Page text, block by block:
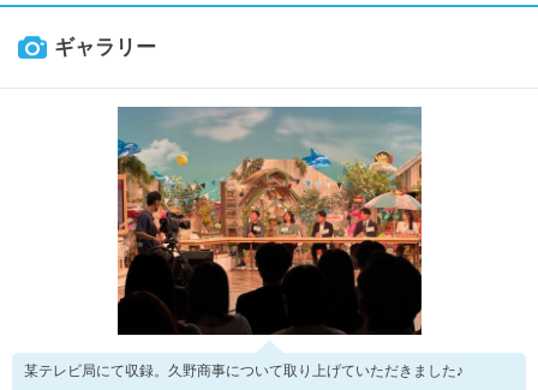
ギャラリー
某テレビ局にて収録。久野商事について取り上げていただきました♪